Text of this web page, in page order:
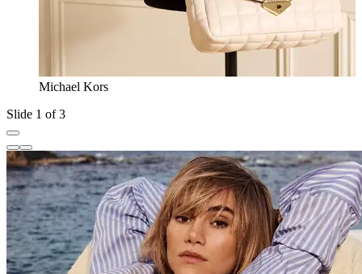
Michael Kors
Slide 1 of 3